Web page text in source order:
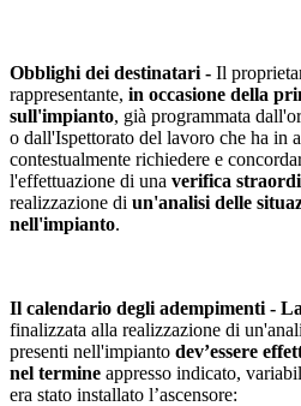
Obblighi dei destinatari - Il
rappresentante, in occasione della
sull'impianto, già programmata
o dall'Ispettorato del lavoro che ha in
contestualmente richiedere e
l'effettuazione di una verifica
realizzazione di un'analisi delle
nell'impianto.
Il calendario degli adempimenti -
finalizzata alla realizzazione di
presenti nell'impianto dev’essere
nel termine appresso indicato,
era stato installato l’ascensore: